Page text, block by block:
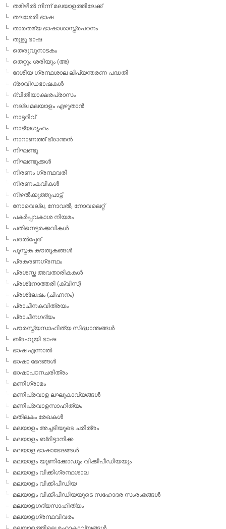
തമിഴില്‍ നിന്ന് മലയാളത്തിലേക്ക്
തലശേരി ഭാഷ
താരതമ്യ ഭാഷാശാസ്ത്രപഠനം
തുളു ഭാഷ
തെരുവുനാടകം
തെറ്റും ശരിയും (അ)
ദേശീയ ഗ്രന്ഥശാല ലിപ്യന്തരണ പദ്ധതി
ദ്രാവിഡഭാഷകള്‍
ദ്വിതീയാക്ഷരപ്രാസം
നല്ല മലയാളം എഴുതാന്‍
നാട്ടറിവ്
നാട്യഗൃഹം
നാറാണത്ത് ഭ്രാന്തന്‍
നിഘണ്ടു
നിഘണ്ടുക്കള്‍
നിരണം ഗ്രന്ഥവരി
നിരണംകവികള്‍
നിഴല്‍ക്കുത്തുപാട്ട്
നോവെല്ല, നോവല്‍, നോവലെറ്റ്
പകര്‍പ്പവകാശ നിയമം
പതിനെട്ടരക്കവികള്‍
പരല്‍പ്പേര്
പുസ്തക കൗതുകങ്ങള്‍
പ്രകരണഗ്രന്ഥം
പ്രശസ്ത അവതാരികകള്‍
പ്രശ്‌നോത്തരി (ക്വിസ്)
പ്രശ്ലേഷം (ചിഹ്നനം)
പ്രാചീനകവിത്രയം
പ്രാചീനഗദ്യം
പൗരസ്ത്യസാഹിത്യ സിദ്ധാന്തങ്ങള്‍
ബ്രഹൂയി ഭാഷ
ഭാഷ എന്നാല്‍
ഭാഷാ ഭേദങ്ങള്‍
ഭാഷാപഠനചരിത്രം
മണിഗ്രാമം
മണിപ്രവാള ലഘുകാവ്യങ്ങള്‍
മണിപ്രവാളസാഹിത്യം
മതിലകം രേഖകള്‍
മലയാളം അച്ചടിയുടെ ചരിത്രം
മലയാളം ബ്രിട്ടാനിക്ക
മലയാള ഭാഷാഭേദങ്ങള്‍
മലയാളം യൂണിക്കോഡും വിക്കീപീഡിയയും
മലയാളം വിക്കിഗ്രന്ഥശാല
മലയാളം വിക്കിപീഡിയ
മലയാളം വിക്കീപീഡിയയുടെ സഹോദര സംരംഭങ്ങള്‍
മലയാളഗദ്യസാഹിത്യം
മലയാളഗ്രന്ഥവിവരം